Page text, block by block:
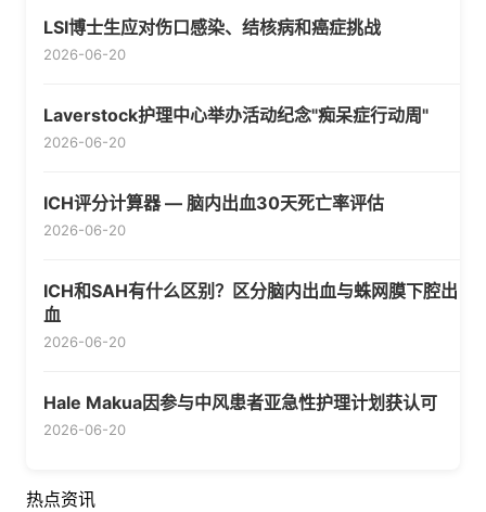
LSI博士生应对伤口感染、结核病和癌症挑战
2026-06-20
Laverstock护理中心举办活动纪念"痴呆症行动周"
2026-06-20
ICH评分计算器 — 脑内出血30天死亡率评估
2026-06-20
ICH和SAH有什么区别？区分脑内出血与蛛网膜下腔出
血
2026-06-20
Hale Makua因参与中风患者亚急性护理计划获认可
2026-06-20
热点资讯